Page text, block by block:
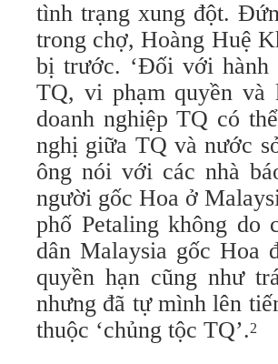
tình trạng xung đột.
trong chợ, Hoàng Huệ
bị trước. ‘Đối với
TQ, vi phạm quyền và
doanh nghiệp TQ có
nghị giữa TQ và nước
ông nói với các nhà
người gốc Hoa ở
phố Petaling không do
dân Malaysia gốc Hoa
quyền hạn cũng như
nhưng đã tự mình lên
thuộc ‘chủng tộc TQ’.2